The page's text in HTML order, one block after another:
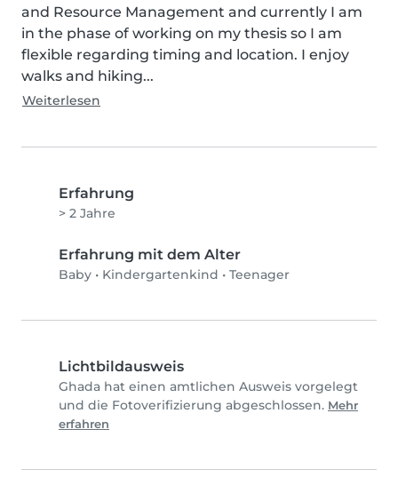
and Resource Management and currently I am
in the phase of working on my thesis so I am
flexible regarding timing and location. I enjoy
walks and hiking...
Weiterlesen
Erfahrung
> 2 Jahre
Erfahrung mit dem Alter
Baby • Kindergartenkind • Teenager
Lichtbildausweis
Ghada hat einen amtlichen Ausweis vorgelegt
und die Fotoverifizierung abgeschlossen. Mehr
erfahren